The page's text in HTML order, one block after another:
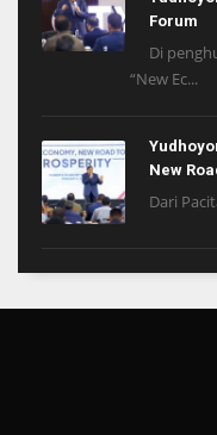
Forum
Di
“New Ec...
New
Dari